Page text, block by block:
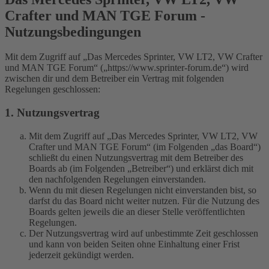
Crafter und MAN TGE Forum -
Nutzungsbedingungen
Mit dem Zugriff auf „Das Mercedes Sprinter, VW LT2, VW Crafter
und MAN TGE Forum“ („https://www.sprinter-forum.de“) wird
zwischen dir und dem Betreiber ein Vertrag mit folgenden
Regelungen geschlossen:
1. Nutzungsvertrag
Mit dem Zugriff auf „Das Mercedes Sprinter, VW LT2, VW
Crafter und MAN TGE Forum“ (im Folgenden „das Board“)
schließt du einen Nutzungsvertrag mit dem Betreiber des
Boards ab (im Folgenden „Betreiber“) und erklärst dich mit
den nachfolgenden Regelungen einverstanden.
Wenn du mit diesen Regelungen nicht einverstanden bist, so
darfst du das Board nicht weiter nutzen. Für die Nutzung des
Boards gelten jeweils die an dieser Stelle veröffentlichten
Regelungen.
Der Nutzungsvertrag wird auf unbestimmte Zeit geschlossen
und kann von beiden Seiten ohne Einhaltung einer Frist
jederzeit gekündigt werden.